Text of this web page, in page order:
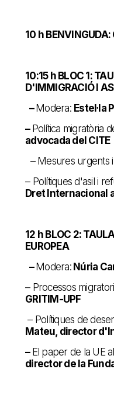
10 h
10:15 h BLOC 1:
D'IMMIGRACIÓ I
–Modera: Estel·la
– Política migratòria
advocada del CITE
– Mesures urgents
– Polítiques d'asil i
Dret Internacional
12 h BLOC 2:
EUROPEA
–Modera:Núria
– Processos
GRITIM-UPF
– Polítiques de
Mateu, director
– El paper de la UE
director de la